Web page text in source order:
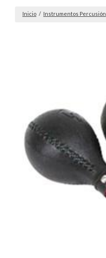
Inicio / Instrumentos Percusión